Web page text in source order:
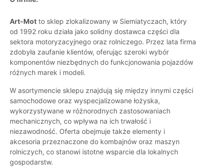
Art-Mot to sklep zlokalizowany w Siemiatyczach, który
od 1992 roku działa jako solidny dostawca części dla
sektora motoryzacyjnego oraz rolniczego. Przez lata firma
zdobyła zaufanie klientów, oferując szeroki wybór
komponentów niezbędnych do funkcjonowania pojazdów
różnych marek i modeli.
W asortymencie sklepu znajdują się między innymi części
samochodowe oraz wyspecjalizowane łożyska,
wykorzystywane w różnorodnych zastosowaniach
mechanicznych, co wpływa na ich trwałość i
niezawodność. Oferta obejmuje także elementy i
akcesoria przeznaczone do kombajnów oraz maszyn
rolniczych, co stanowi istotne wsparcie dla lokalnych
gospodarstw.